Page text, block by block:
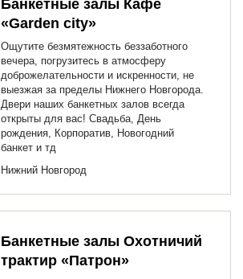
Банкетные залы Кафе
«Garden city»
Ощутите безмятежность беззаботного
вечера, погрузитесь в атмосферу
доброжелательности и искренности, не
выезжая за пределы Нижнего Новгорода.
Двери наших банкетных залов всегда
открыты для вас! Свадьба, День
рождения, Корпоратив, Новогодний
банкет и тд
Нижний Новгород
Банкетные залы Охотничий
трактир «Патрон»